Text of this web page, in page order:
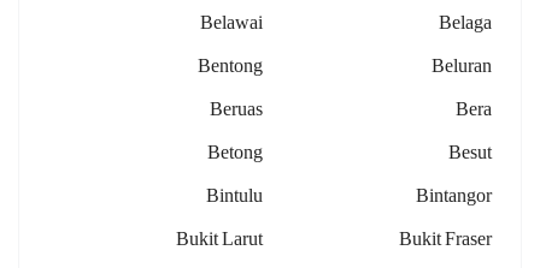
Belaga
Belawai
Beluran
Bentong
Bera
Beruas
Besut
Betong
Bintangor
Bintulu
Bukit Fraser
Bukit Larut